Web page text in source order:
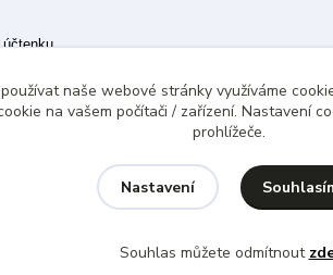
technického výpadku pak nejpozději do 48 hodin.
naše webové stránky využíváme
na vašem počítači / zařízení. Nastavení
prohlížeče.
Nastavení
Souhlas můžete odmítnout